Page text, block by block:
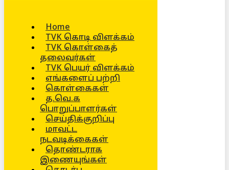
Home
TVK கொடி விளக்கம்
TVK கொள்கைத்
தலைவர்கள்
TVK பெயர் விளக்கம்
எங்களைப் பற்றி
கொள்கைகள்
த.வெ.க
பொறுப்பாளர்கள்
செய்திக்குறிப்பு
மாவட்ட
நடவடிக்கைகள்
தொண்டராக
இணையுங்கள்